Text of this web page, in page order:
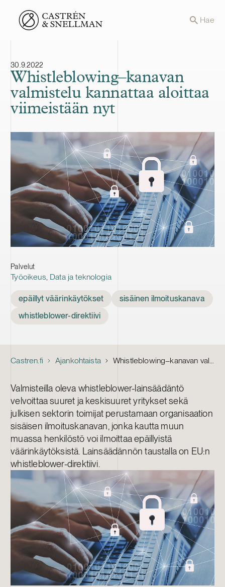
Front page Hae
30.9.2022
Whistleblowing–kanavan
valmistelu kannattaa aloittaa
viimeistään nyt
Palvelut
Työoikeus, Data ja teknologia
epäillyt väärinkäytökset
sisäinen ilmoituskanava
whistleblower-direktiivi
Castren.fi Ajankohtaista Whistleblowing–kanavan valmistelu kannattaa aloittaa viimeistään nyt
Valmisteilla oleva whistleblower-lainsäädäntö
velvoittaa suuret ja keskisuuret yritykset sekä
julkisen sektorin toimijat perustamaan organisaation
sisäisen ilmoituskanavan, jonka kautta muun
muassa henkilöstö voi ilmoittaa epäillyistä
väärinkäytöksistä. Lainsäädännön taustalla on EU:n
whistleblower-direktiivi.